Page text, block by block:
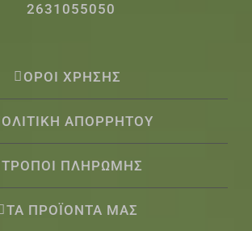
2631055050
ΟΡΟΙ ΧΡΗΣΗΣ
ΑΠΟΡΡΗΤΟΥ
ΤΡΟΠΟΙ ΠΛΗΡΩΜΗΣ
ΤΑ ΠΡΟΪΟΝΤΑ ΜΑΣ